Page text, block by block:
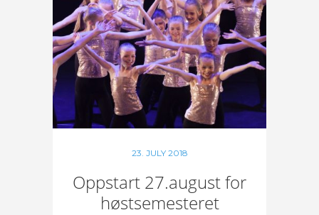
23. JULY 2018
Oppstart 27.august for
høstsemesteret